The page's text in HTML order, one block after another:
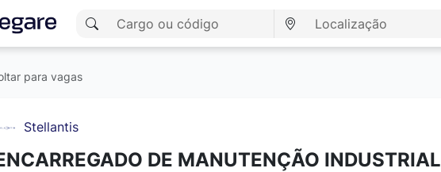
para vagas
Stellantis
DE MANUTENÇÃO INDUSTRIAL